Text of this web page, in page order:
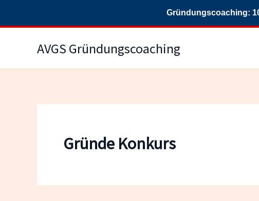
Gründungscoaching:
AVGS Gründungscoaching
Gründe Konkurs